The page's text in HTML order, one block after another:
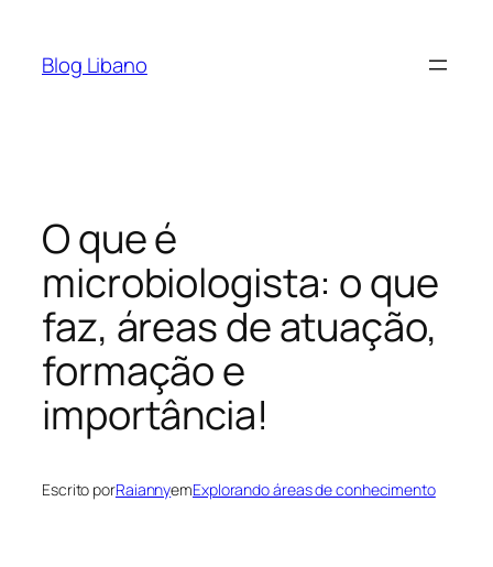
Blog Libano
O que é
microbiologista: o que
faz, áreas de atuação,
formação e
importância!
Escrito porRaiannyemExplorando áreas de conhecimento